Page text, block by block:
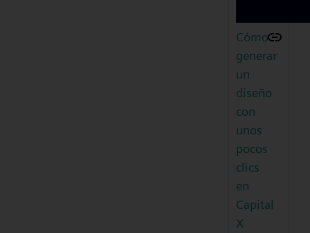
Cómo
generar
un
diseño
con
unos
pocos
clics
en
Capital
X